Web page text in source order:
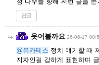
답글
웃어볼까요 26-06-17
@유카테스 정치 얘기할 때
지자인걸 강하게 표현하며